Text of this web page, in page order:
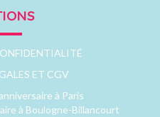
ET CGV
à Paris
à Boulogne-Billancourt